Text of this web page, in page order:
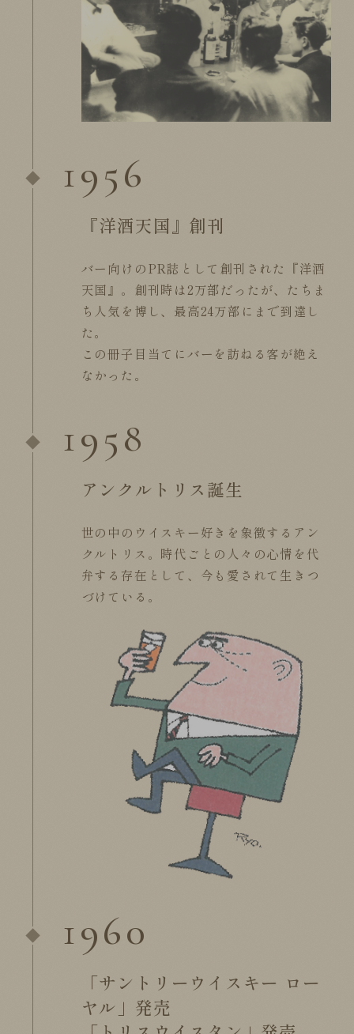
1956
『洋酒天国』創刊
バー向けのPR誌として創刊された『洋酒
天国』。創刊時は2万部だったが、たちま
ち人気を博し、最高24万部にまで到達し
た。
この冊子目当てにバーを訪ねる客が絶え
なかった。
1958
アンクルトリス誕生
世の中のウイスキー好きを象徴するアン
クルトリス。 時代ごとの人々の心情を代
弁する存在として、 今も愛されて生きつ
づけている。
1960
「サントリーウイスキー ロー
ヤル」発売